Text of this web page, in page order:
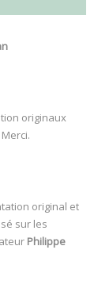
originaux
original et
sur les
Philippe